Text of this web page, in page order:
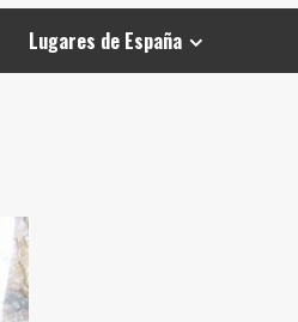
Lugares de España